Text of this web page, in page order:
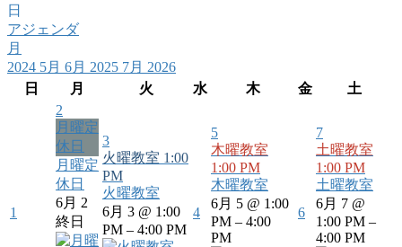
日
アジェンダ
月
2024 5月 6月 2025 7月 2026
日
月 火 水 木 金 土
1
2
月曜定
休日
月曜定
休日
6月 2
終日
3
火曜教室 1:00
PM
火曜教室
6月 3 @ 1:00
PM – 4:00 PM
4
5
木曜教室
1:00 PM
木曜教室
6月 5 @ 1:00
PM – 4:00
PM
6
7
土曜教室
1:00 PM
土曜教室
6月 7 @
1:00 PM –
4:00 PM